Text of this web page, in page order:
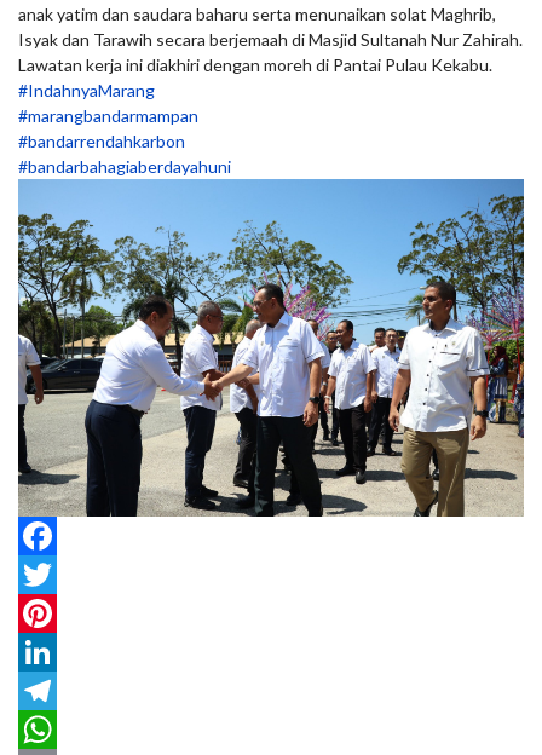
anak yatim dan saudara baharu serta menunaikan solat Maghrib,
Isyak dan Tarawih secara berjemaah di Masjid Sultanah Nur Zahirah.
Lawatan kerja ini diakhiri dengan moreh di Pantai Pulau Kekabu.
#IndahnyaMarang
#marangbandarmampan
#bandarrendahkarbon
#bandarbahagiaberdayahuni
Facebook
Twitter
Pinterest
LinkedIn
Telegram